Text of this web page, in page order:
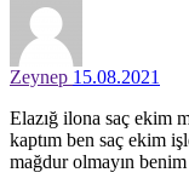
Zeynep 15.08.2021
Elazığ ilona saç ekim
kaptım ben saç ekim
mağdur olmayın